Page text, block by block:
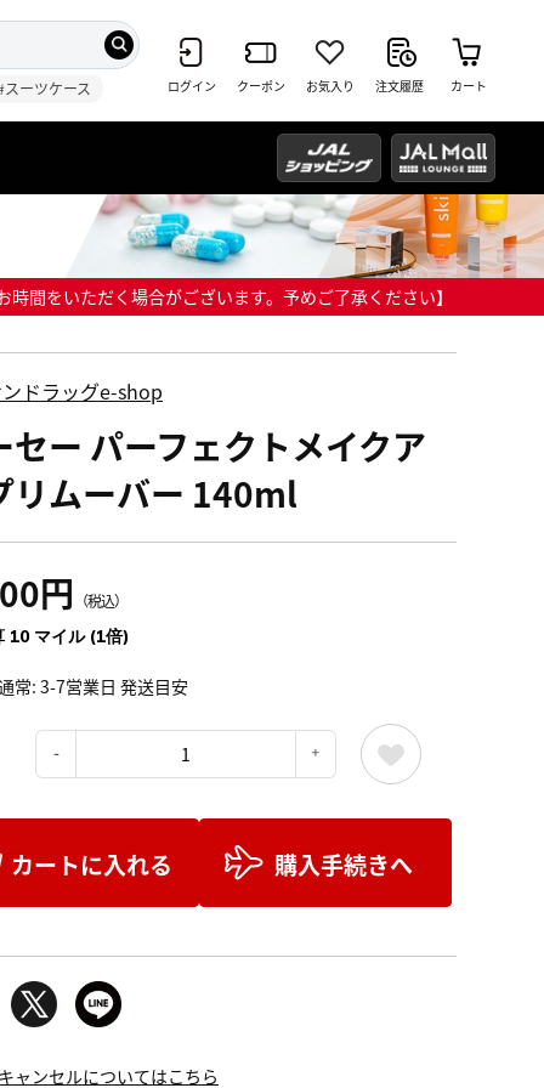
スーツケース ログイン クーポン お気入り 注文履歴 カート
間をいただく場合がございます。予めご了承ください】
ドラッグe-shop
セー パーフェクトメイクア
リムーバー 140ml
円 （税込）
10 マイル (1倍)
常: 3-7営業日 発送目安
カートに入れる 購入手続きへ
ャンセルについてはこちら